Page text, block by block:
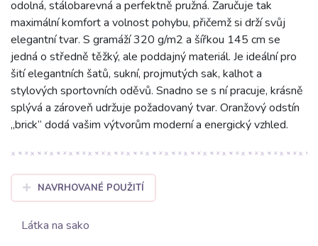
odolná, stálobarevná a perfektně pružná. Zaručuje tak
maximální komfort a volnost pohybu, přičemž si drží svůj
elegantní tvar. S gramáží 320 g/m2 a šířkou 145 cm se
jedná o středně těžký, ale poddajný materiál. Je ideální pro
šití elegantních šatů, sukní, projmutých sak, kalhot a
stylových sportovních oděvů. Snadno se s ní pracuje, krásně
splývá a zároveň udržuje požadovaný tvar. Oranžový odstín
„brick“ dodá vašim výtvorům moderní a energický vzhled.
NAVRHOVANÉ POUŽITÍ
Látka na sako